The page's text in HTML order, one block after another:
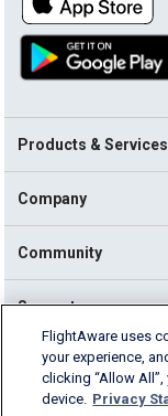
Products & Services
Company
Community
Support
English (USA)
2026 FlightAware
FlightAware uses
your experience,
clicking “Allow
device. Privacy